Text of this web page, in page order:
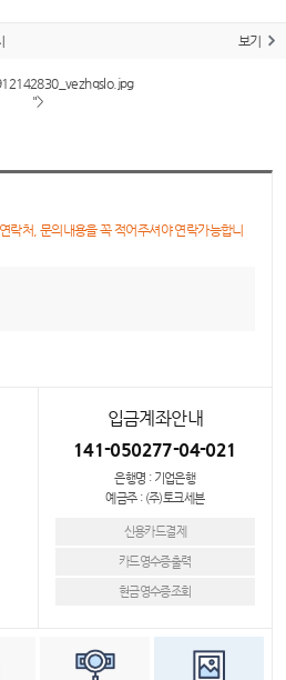
보기
">
락처, 문의내용을 꼭 적어주셔야 연락가능합니
입금계좌안내
141-050277-04-021
은행명 : 기업은행
예금주 : (주)토크세븐
신용카드결제
카드영수증출력
현금영수증조회